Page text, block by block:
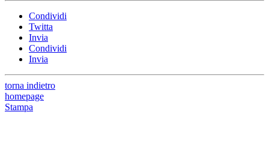
Condividi
Twitta
Invia
Condividi
Invia
torna indietro
homepage
Stampa